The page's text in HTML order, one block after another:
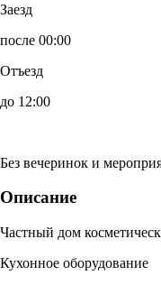
Заезд
после 00:00
Отъезд
до 12:00
Без вечеринок и
Описание
Частный дом
Кухонное оборудование